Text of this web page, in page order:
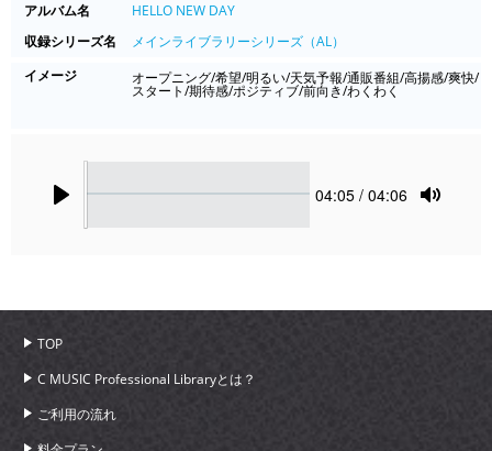
アルバム名
HELLO NEW DAY
収録シリーズ名
メインライブラリーシリーズ（AL）
イメージ
オープニング/希望/明るい/天気予報/通販番組/高揚感/爽快/
スタート/期待感/ポジティブ/前向き/わくわく
Current
04:05 / 04:06
TOP
C MUSIC Professional Libraryとは？
ご利用の流れ